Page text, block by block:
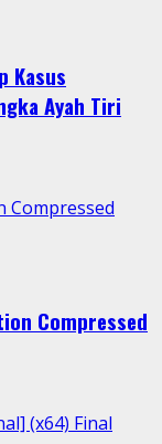
Kasus
Ayah Tiri
Compressed
Compressed
(x64) Final